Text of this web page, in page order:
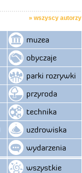
» wszyscy autorzy
muzea
obyczaje
parki rozrywki
przyroda
technika
uzdrowiska
wydarzenia
wszystkie